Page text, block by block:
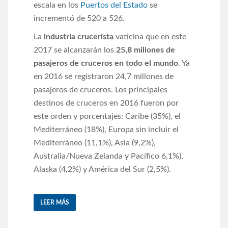
escala en los Puertos del Estado se
incrementó de 520 a 526.
La industria crucerista vaticina que en este
2017 se alcanzarán los 25,8 millones de
pasajeros de cruceros en todo el mundo. Ya
en 2016 se registraron 24,7 millones de
pasajeros de cruceros. Los principales
destinos de cruceros en 2016 fueron por
este orden y porcentajes: Caribe (35%), el
Mediterráneo (18%), Europa sin incluir el
Mediterráneo (11,1%), Asia (9,2%),
Australia/Nueva Zelanda y Pacífico 6,1%),
Alaska (4,2%) y América del Sur (2,5%).
LEER MÁS